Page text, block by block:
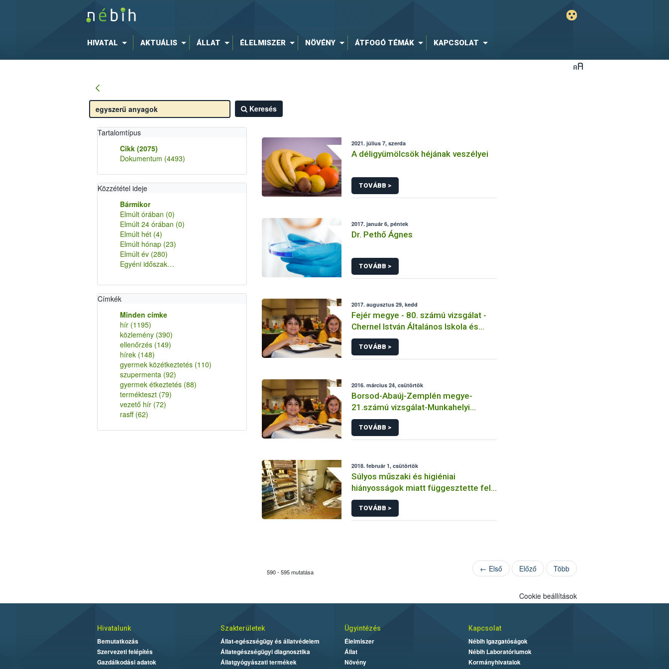
HIVATAL AKTUÁLIS ÁLLAT ÉLELMISZER NÖVÉNY ÁTFOGÓ TÉMÁK KAPCSOLAT
Keresés
Tartalomtípus
Cikk (2075)
Dokumentum (4493)
Közzététel ideje
Bármikor
Elmúlt órában (0)
Elmúlt 24 órában (0)
Elmúlt hét (4)
Elmúlt hónap (23)
Elmúlt év (280)
Egyéni időszak…
Címkék
Minden címke
hír (1195)
közlemény (390)
ellenőrzés (149)
hírek (148)
gyermek közétkeztetés (110)
szupermenta (92)
gyermek étkeztetés (88)
termékteszt (79)
vezető hír (72)
rasff (62)
2021. július 7, szerda
A déligyümölcsök héjának veszélyei
TOVÁBB >
2017. január 6, péntek
Dr. Pethő Ágnes
TOVÁBB >
2017. augusztus 29, kedd
Fejér megye - 80. számú vizsgálat -
Chernel István Általános Iskola és
Gimnázium Iskola-Főzőkonyha
TOVÁBB >
2016. március 24, csütörtök
Borsod-Abaúj-Zemplén megye-
21.számú vizsgálat-Munkahelyi
Étterem
TOVÁBB >
2018. február 1, csütörtök
Súlyos műszaki és higiéniai
hiányosságok miatt függesztette fel
a Nébih egy fővárosi sütőüzem
tevékenységét
TOVÁBB >
590 - 595 mutatása ← Első Előző Több
Cookie beállítások
Hivatalunk
Bemutatkozás
Szervezeti felépítés
Gazdálkodási adatok
Szakterületek
Állat-egészségügy és állatvédelem
Állategészségügyi diagnosztika
Állatgyógyászati termékek
Ügyintézés
Élelmiszer
Állat
Növény
Kapcsolat
Nébih Igazgatóságok
Nébih Laboratóriumok
Kormányhivatalok